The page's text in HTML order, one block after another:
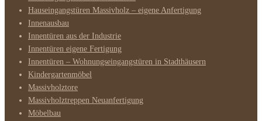
Hauseingangstüren Massivholz – eigene Anfertigung
Innenausbau
Innentüren aus der Industrie
Innentüren eigene Fertigung
Innentüren – Wohnungseingangstüren in Stadthäusern
Kindergartenmöbel
Massivholztore
Massivholztreppen Neuanfertigung
Möbelbau